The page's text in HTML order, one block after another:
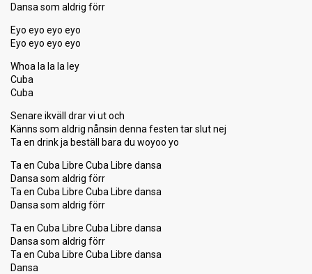
Dansa som aldrig förr
Eyo eyo eyo eyo
Eyo eyo eyo eyo
Whoa la la la ley
Cuba
Cuba
Senare ikväll drar vi ut och
Känns som aldrig nånsin denna festen tar slut nej
Ta en drink ja beställ bara du woyoo yo
Ta en Cuba Libre Cuba Libre dansa
Dansa som aldrig förr
Ta en Cuba Libre Cuba Libre dansa
Dansa som aldrig förr
Ta en Cuba Libre Cuba Libre dansa
Dansa som aldrig förr
Ta en Cuba Libre Cuba Libre dansa
Dansa